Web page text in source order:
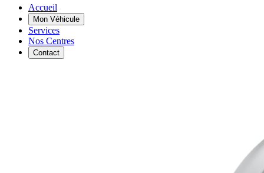
Accueil
Mon Véhicule
Services
Nos Centres
Contact